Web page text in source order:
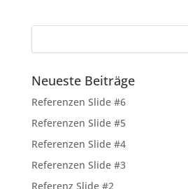
Neueste Beiträge
Referenzen Slide #6
Referenzen Slide #5
Referenzen Slide #4
Referenzen Slide #3
Referenz Slide #2